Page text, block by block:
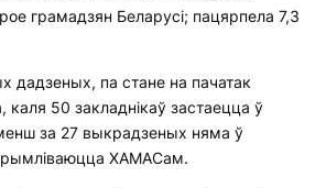
грамадзян Беларусі; пацярпела 7,3
дадзеных, па стане на пачатак
каля 50 закладнікаў застаецца ў
за 27 выкрадзеных няма ў
ХАМАСам.